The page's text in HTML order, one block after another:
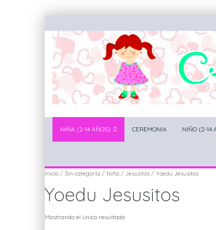
NIÑA (2-14 AÑOS) CEREMONIA NIÑO (2-14
Inicio / Sin categoría / Niña / Jesusitos / Yoedu Jesusitos
Yoedu Jesusitos
Mostrando el único resultado